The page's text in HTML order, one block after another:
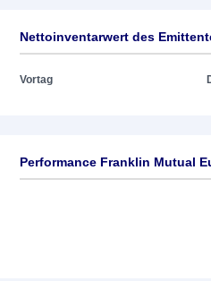
Nettoinventarwert des
Vortag
Performance Franklin Mutual